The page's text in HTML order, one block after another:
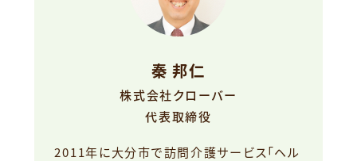
秦 邦仁
株式会社クローバー
代表取締役
2011年に大分市で訪問介護サービス「ヘル